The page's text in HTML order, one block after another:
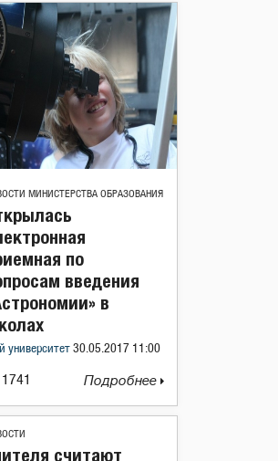
МИНИСТЕРСТВА ОБРАЗОВАНИЯ
1741
по
введения
в
университет 30.05.2017 11:00
Подробнее
считают